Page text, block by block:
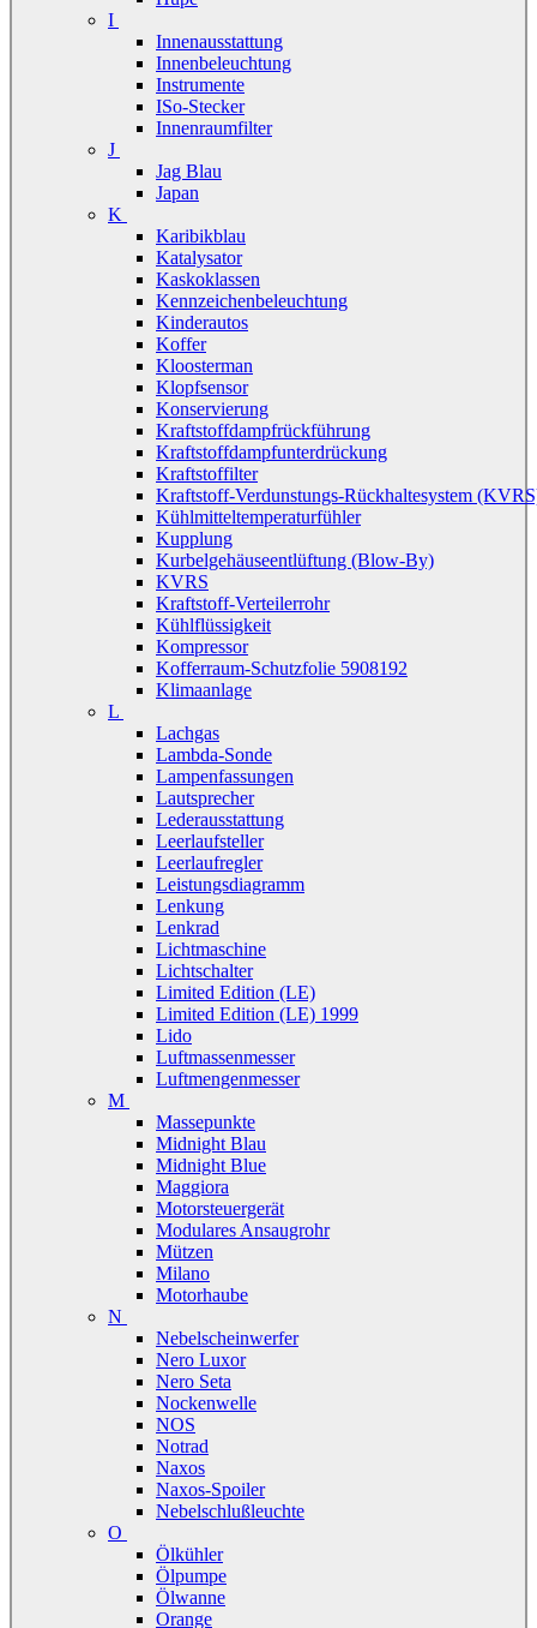
I
Innenausstattung
Innenbeleuchtung
Instrumente
ISo-Stecker
Innenraumfilter
J
Jag Blau
Japan
K
Karibikblau
Katalysator
Kaskoklassen
Kennzeichenbeleuchtung
Kinderautos
Koffer
Kloosterman
Klopfsensor
Konservierung
Kraftstoffdampfrückführung
Kraftstoffdampfunterdrückung
Kraftstoffilter
Kraftstoff-Verdunstungs-Rückhaltesystem
Kühlmitteltemperaturfühler
Kupplung
Kurbelgehäuseentlüftung (Blow-By)
KVRS
Kraftstoff-Verteilerrohr
Kühlflüssigkeit
Kompressor
Kofferraum-Schutzfolie 5908192
Klimaanlage
L
Lachgas
Lambda-Sonde
Lampenfassungen
Lautsprecher
Lederausstattung
Leerlaufsteller
Leerlaufregler
Leistungsdiagramm
Lenkung
Lenkrad
Lichtmaschine
Lichtschalter
Limited Edition (LE)
Limited Edition (LE) 1999
Lido
Luftmassenmesser
Luftmengenmesser
M
Massepunkte
Midnight Blau
Midnight Blue
Maggiora
Motorsteuergerät
Modulares Ansaugrohr
Mützen
Milano
Motorhaube
N
Nebelscheinwerfer
Nero Luxor
Nero Seta
Nockenwelle
NOS
Notrad
Naxos
Naxos-Spoiler
Nebelschlußleuchte
O
Ölkühler
Ölpumpe
Ölwanne
Orange